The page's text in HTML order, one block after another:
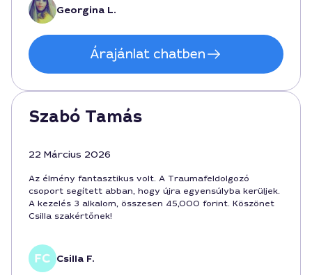
Georgina L.
Árajánlat chatben
Szabó Tamás
22 Március 2026
Az élmény fantasztikus volt. A Traumafeldolgozó
csoport segített abban, hogy újra egyensúlyba kerüljek.
A kezelés 3 alkalom, összesen 45,000 forint. Köszönet
Csilla szakértőnek!
Csilla F.